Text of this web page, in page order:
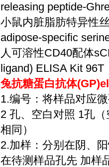
releasing peptide-
小鼠内脏脂肪特异性
adipose-specific
人可溶性CD40配体
ligand) ELISA Kit 96T
兔抗糖蛋白抗体
1.编号：将样品对应
2 孔、空白对照 1孔
相同）
2.加样：分别在阴、
在待测样品孔先 加样